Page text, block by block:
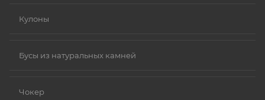
Кулоны
Бусы из натуральных камней
Чокер